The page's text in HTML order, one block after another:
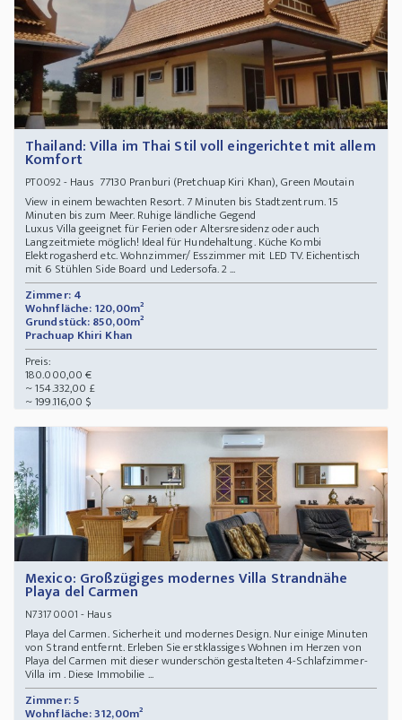
Thailand: Villa im Thai Stil voll eingerichtet mit allem
Komfort
PT0092- Haus 77130 Pranburi (Pretchuap Kiri Khan), Green Moutain
View in einem bewachten Resort. 7 Minuten bis Stadtzentrum. 15
Minuten bis zum Meer. Ruhige ländliche Gegend
Luxus Villa geeignet für Ferien oder Altersresidenz oder auch
Langzeitmiete möglich! Ideal für Hundehaltung. Küche Kombi
Elektrogasherd etc. Wohnzimmer/ Esszimmer mit LED TV. Eichentisch
mit 6 Stühlen Side Board und Ledersofa. 2 ...
Zimmer: 4
Wohnfläche: 120,00m²
Grundstück: 850,00m²
Prachuap Khiri Khan
Preis:
180.000,00 €
~ 154.332,00 £
~ 199.116,00 $
Mexico: Großzügiges modernes Villa Strandnähe
Playa del Carmen
N73170001 - Haus
Playa del Carmen. Sicherheit und modernes Design. Nur einige Minuten
von Strand entfernt. Erleben Sie erstklassiges Wohnen im Herzen von
Playa del Carmen mit dieser wunderschön gestalteten 4-Schlafzimmer-
Villa im . Diese Immobilie ...
Zimmer: 5
Wohnfläche: 312,00m²